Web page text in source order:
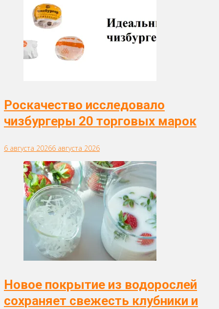
Роскачество исследовало
чизбургеры 20 торговых марок
6 августа 20266 августа 2026
Новое покрытие из водорослей
сохраняет свежесть клубники и